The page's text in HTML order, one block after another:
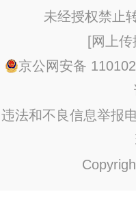
未经授权禁止
[网上
京公网安备
违法和不良信息举报